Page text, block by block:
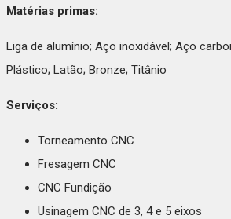
Matérias primas:
Liga de alumínio; Aço inoxidável; Aço
Plástico; Latão; Bronze; Titânio
Serviços:
Torneamento CNC
Fresagem CNC
CNC Fundição
Usinagem CNC de 3, 4 e 5 eixos